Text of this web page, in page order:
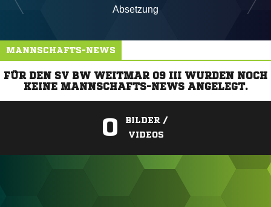
Absetzung
MANNSCHAFTS-NEWS
FÜR DEN SV BW WEITMAR 09 III WURDEN NOCH
KEINE MANNSCHAFTS-NEWS ANGELEGT.
0
BILDER /
VIDEOS